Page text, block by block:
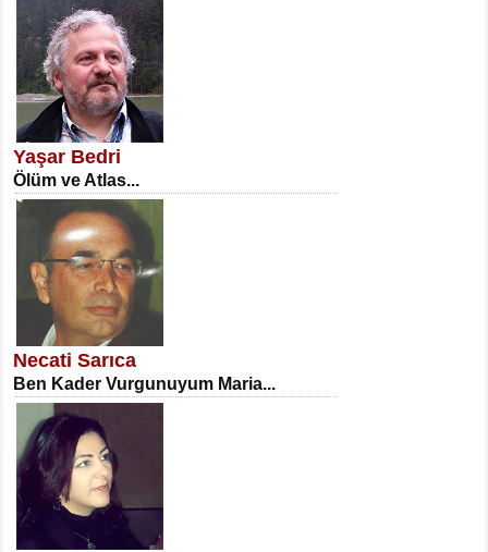
SATILMIŞ ÜMİT ÇETİNKAYA
Erkenlik...
NECLA DİLEK ARSLAN
Öğretmenler Günü Mahkemesi...
İSA KARATEPE
Ekranlar Arasında Kaybolan İnsan...
Yaşar Bedri
Ölüm ve Atlas...
Necati Sarıca
Ben Kader Vurgunuyum Maria...